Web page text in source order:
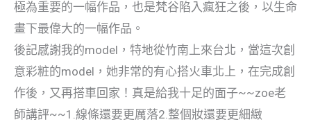
極為重要的一幅作品，也是梵谷陷入瘋狂之後，以生命
畫下最偉大的一幅作品。
後記感謝我的model，特地從竹南上來台北，當這次創
意彩粧的model，她非常的有心搭火車北上，在完成創
作後，又再搭車回家！真是給我十足的面子~~zoe老
師講評~~1.線條還要更厲落2.整個妝還要更細緻